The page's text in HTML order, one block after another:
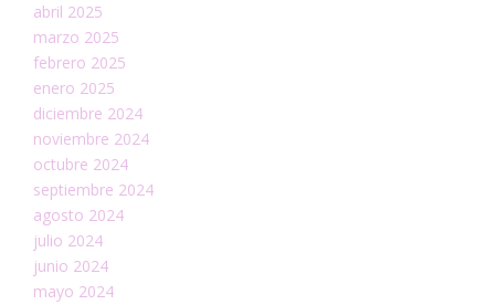
abril 2025
marzo 2025
febrero 2025
enero 2025
diciembre 2024
noviembre 2024
octubre 2024
septiembre 2024
agosto 2024
julio 2024
junio 2024
mayo 2024